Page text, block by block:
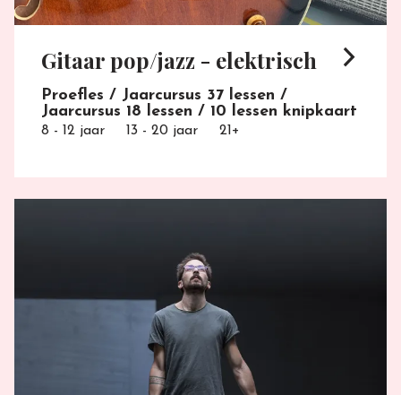
Gitaar pop/jazz - elektrisch
Proefles / Jaarcursus 37 lessen /
Jaarcursus 18 lessen / 10 lessen knipkaart
8 - 12 jaar 13 - 20 jaar 21+
arrow_forward_ios